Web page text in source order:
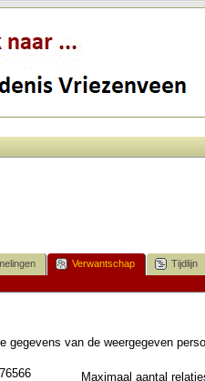
Verwantschap Tijdlijn
van de weergegeven
Maximaal aantal